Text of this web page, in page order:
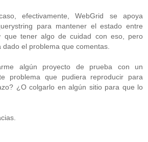
efectivamente, WebGrid se apoya
para mantener el estado entre
que tener algo de cuidad con eso, pero
dado el problema que comentas.
algún proyecto de prueba con un
problema que pudiera reproducir para
¿O colgarlo en algún sitio para que lo